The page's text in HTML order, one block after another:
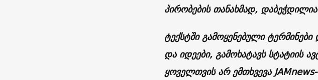
პირობების თანახმად,
ტექსტში გამოყენებული
და იდეები, გამოხატავს სტატიის
ყოველთვის არ ემთხვევა